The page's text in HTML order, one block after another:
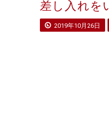
差し入れを
2019年10月26日